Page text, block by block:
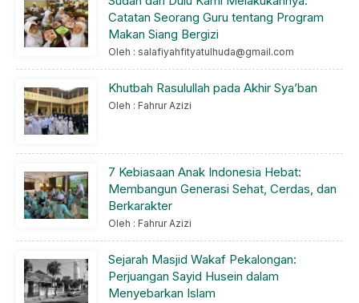
Catatan Seorang Guru tentang Program
Makan Siang Bergizi
Oleh : salafiyahfityatulhuda@gmail.com
Khutbah Rasulullah pada Akhir Sya’ban
Oleh : Fahrur Azizi
7 Kebiasaan Anak Indonesia Hebat:
Membangun Generasi Sehat, Cerdas, dan
Berkarakter
Oleh : Fahrur Azizi
Sejarah Masjid Wakaf Pekalongan:
Perjuangan Sayid Husein dalam
Menyebarkan Islam